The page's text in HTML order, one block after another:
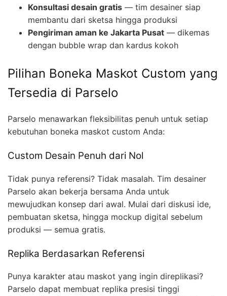
Konsultasi desain gratis — tim desainer siap
membantu dari sketsa hingga produksi
Pengiriman aman ke Jakarta Pusat — dikemas
dengan bubble wrap dan kardus kokoh
Pilihan Boneka Maskot Custom yang
Tersedia di Parselo
Parselo menawarkan fleksibilitas penuh untuk setiap
kebutuhan boneka maskot custom Anda:
Custom Desain Penuh dari Nol
Tidak punya referensi? Tidak masalah. Tim desainer
Parselo akan bekerja bersama Anda untuk
mewujudkan konsep dari awal. Mulai dari diskusi ide,
pembuatan sketsa, hingga mockup digital sebelum
produksi — semua gratis.
Replika Berdasarkan Referensi
Punya karakter atau maskot yang ingin direplikasi?
Parselo dapat membuat replika presisi tinggi